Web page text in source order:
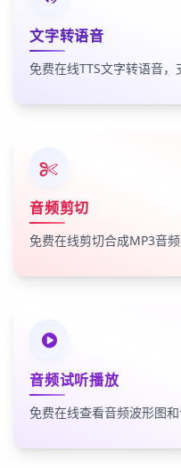
文字转语音
免费在线TTS文字转语音，
音频剪切
免费在线剪切合成MP3音
音频试听播放
免费在线查看音频波形图和